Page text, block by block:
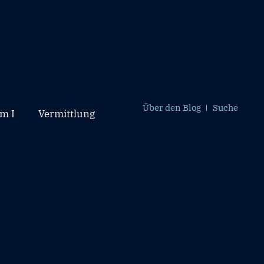
I Vermittlung Über den Blog Suche